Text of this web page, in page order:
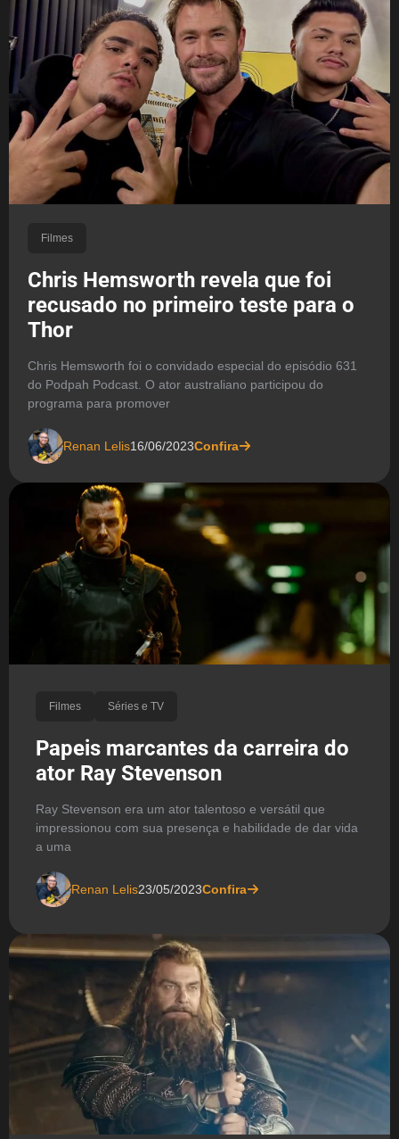
Filmes
Chris Hemsworth revela que foi
recusado no primeiro teste para o
Thor
Chris Hemsworth foi o convidado especial do episódio 631
do Podpah Podcast. O ator australiano participou do
programa para promover
Renan Lelis16/06/2023Confira
Filmes Séries e TV
Papeis marcantes da carreira do
ator Ray Stevenson
Ray Stevenson era um ator talentoso e versátil que
impressionou com sua presença e habilidade de dar vida
a uma
Renan Lelis23/05/2023Confira